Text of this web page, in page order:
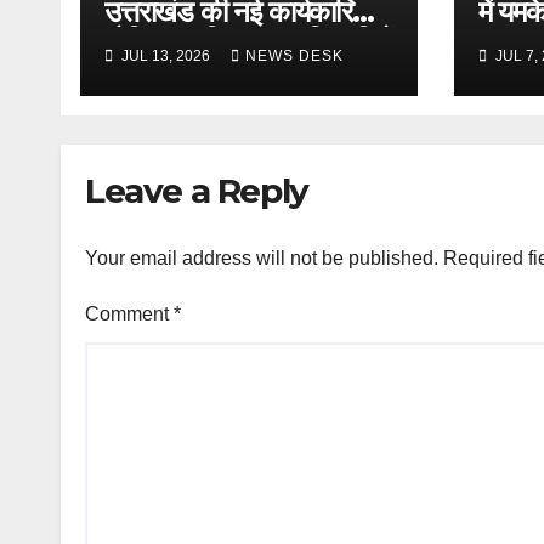
उत्तराखंड की नई कार्यकारिणी
घोषित, नवनियुक्त पदाधिकारियों
का हुआ सम्मान
JUL 13, 2026 NEWS DESK
में
‘जन-
के JUL 7,
Leave a Reply
Your email address will not be published. Required
Comment*